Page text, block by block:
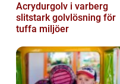
Acrydurgolv i varberg
slitstark golvlösning för
tuffa miljöer